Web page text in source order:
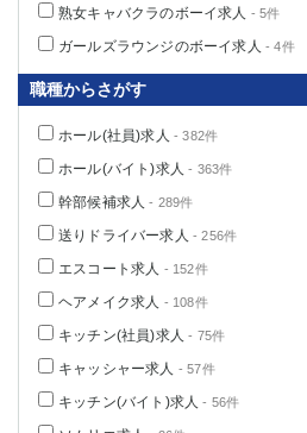
熟女キャバクラのボーイ求人 - 5件
ガールズラウンジのボーイ求人 - 4件
職種からさがす
ホール(社員)求人 - 382件
ホール(バイト)求人 - 363件
幹部候補求人 - 289件
送りドライバー求人 - 256件
エスコート求人 - 152件
ヘアメイク求人 - 108件
キッチン(社員)求人 - 75件
キャッシャー求人 - 57件
キッチン(バイト)求人 - 56件
該当求人 0件 選択